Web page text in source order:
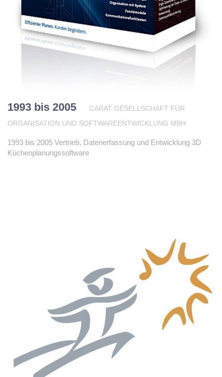
1993 bis 2005
CARAT GESELLSCHAFT FÜR
ORGANISATION UND SOFTWAREENTWICKLUNG MBH
1993 bis 2005 Vertrieb, Datenerfassung und Entwicklung 3D
Küchenplanungssoftware